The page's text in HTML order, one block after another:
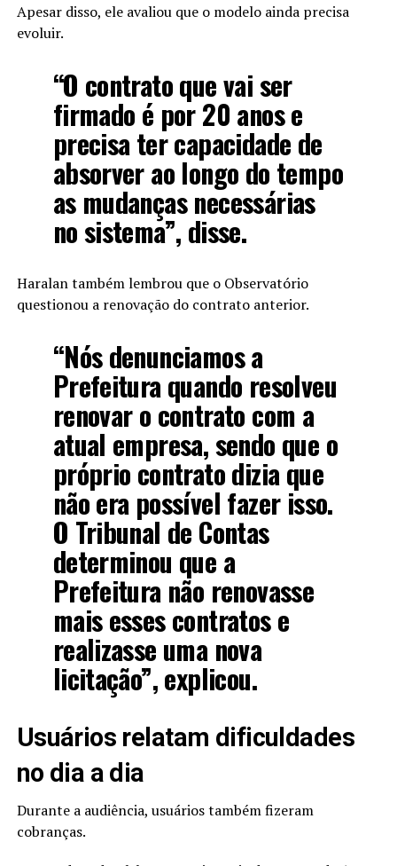
Apesar disso, ele avaliou que o modelo ainda precisa
evoluir.
“O contrato que vai ser
firmado é por 20 anos e
precisa ter capacidade de
absorver ao longo do tempo
as mudanças necessárias
no sistema”, disse.
Haralan também lembrou que o Observatório
questionou a renovação do contrato anterior.
“Nós denunciamos a
Prefeitura quando resolveu
renovar o contrato com a
atual empresa, sendo que o
próprio contrato dizia que
não era possível fazer isso.
O Tribunal de Contas
determinou que a
Prefeitura não renovasse
mais esses contratos e
realizasse uma nova
licitação”, explicou.
Usuários relatam dificuldades
no dia a dia
Durante a audiência, usuários também fizeram
cobranças.